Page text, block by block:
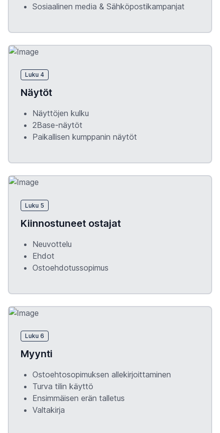
Sosiaalinen media & Sähköpostikampanjat
Luku 4
Näytöt
Näyttöjen kulku
2Base-näytöt
Paikallisen kumppanin näytöt
Luku 5
Kiinnostuneet ostajat
Neuvottelu
Ehdot
Ostoehdotussopimus
Luku 6
Myynti
Ostoehtosopimuksen allekirjoittaminen
Turva tilin käyttö
Ensimmäisen erän talletus
Valtakirja